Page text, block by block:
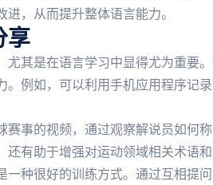
，从而提升整体语言能力。
享
尤其是在语言学习中显得尤为重要
。例如，可以利用手机应用程序记
赛事的视频，通过观察解说员如何
有助于增强对运动领域相关术语和
一种很好的训练方式。通过互相提